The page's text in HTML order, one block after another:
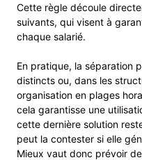
Cette règle découle
suivants, qui visent à
chaque salarié.
En pratique, la séparation
distincts ou, dans les
organisation en plages
cela garantisse une
cette dernière solution
peut la contester si elle
Mieux vaut donc prévoir